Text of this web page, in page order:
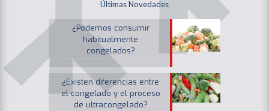
Últimas Novedades
¿Podemos consumir
habitualmente
congelados?
¿Existen diferencias entre
el congelado y el proceso
de ultracongelado?